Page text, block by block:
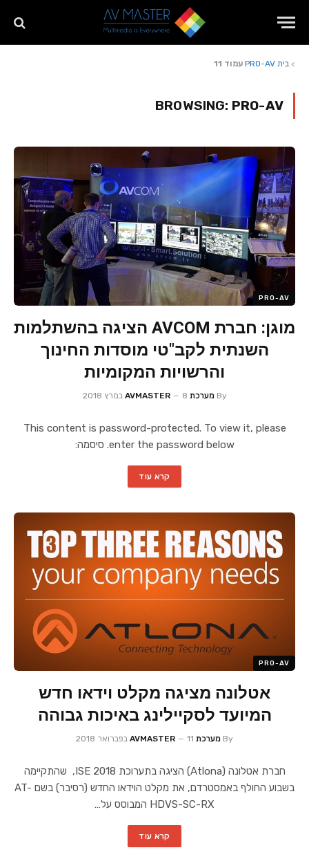
> בית PRO-AV עמוד 11
BROWSING: PRO-AV
PRO-AV
מוגן: חברת AVCOM הציגה בהשתלמות
השנתית לקב"טי מוסדות החינוך
והרשויות המקומיות
By מערכת AVMASTER 8 במרץ 2018
This content is password-protected. To view it, please
enter the password below. סיסמה:
קרא עוד
PRO-AV
אטלונה מציגה מקלט וידאו חדש
המיועד לסקיילינג באיכות גבוהה
By מערכת AVMASTER 11 בפברואר 2018
חברת אטלונה (Atlona) הציגה בתערוכת ISE 2018, שהתקיימה
בשבוע החולף באמסטרדם, את מקלט הוידאו החדש (רסיבר) בשם AT-
HDVS-SC-RX המבוסס על…
קרא עוד